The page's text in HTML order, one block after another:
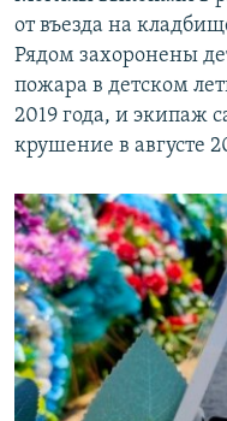
от въезда на
Рядом захоронены
пожара в детском
2019 года, и экипаж
крушение в августе